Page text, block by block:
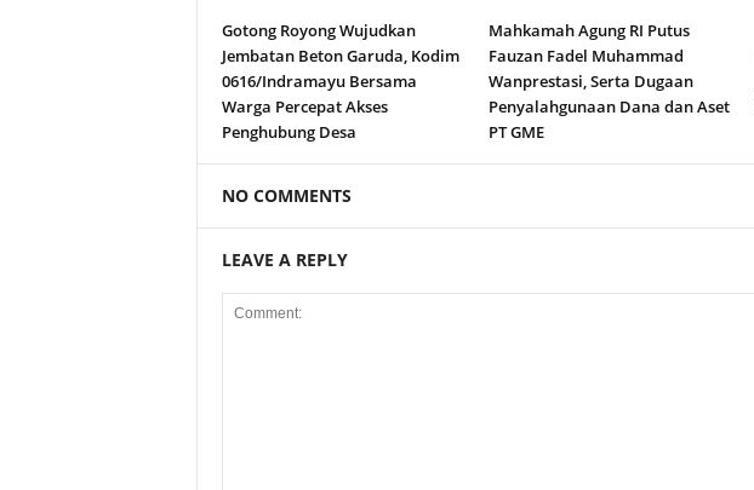
Gotong Royong Wujudkan
Jembatan Beton Garuda, Kodim
0616/Indramayu Bersama
Warga Percepat Akses
Penghubung Desa
Mahkamah Agung RI Putus
Fauzan Fadel Muhammad
Wanprestasi, Serta Dugaan
Penyalahgunaan Dana dan Aset
PT GME
NO COMMENTS
LEAVE A REPLY